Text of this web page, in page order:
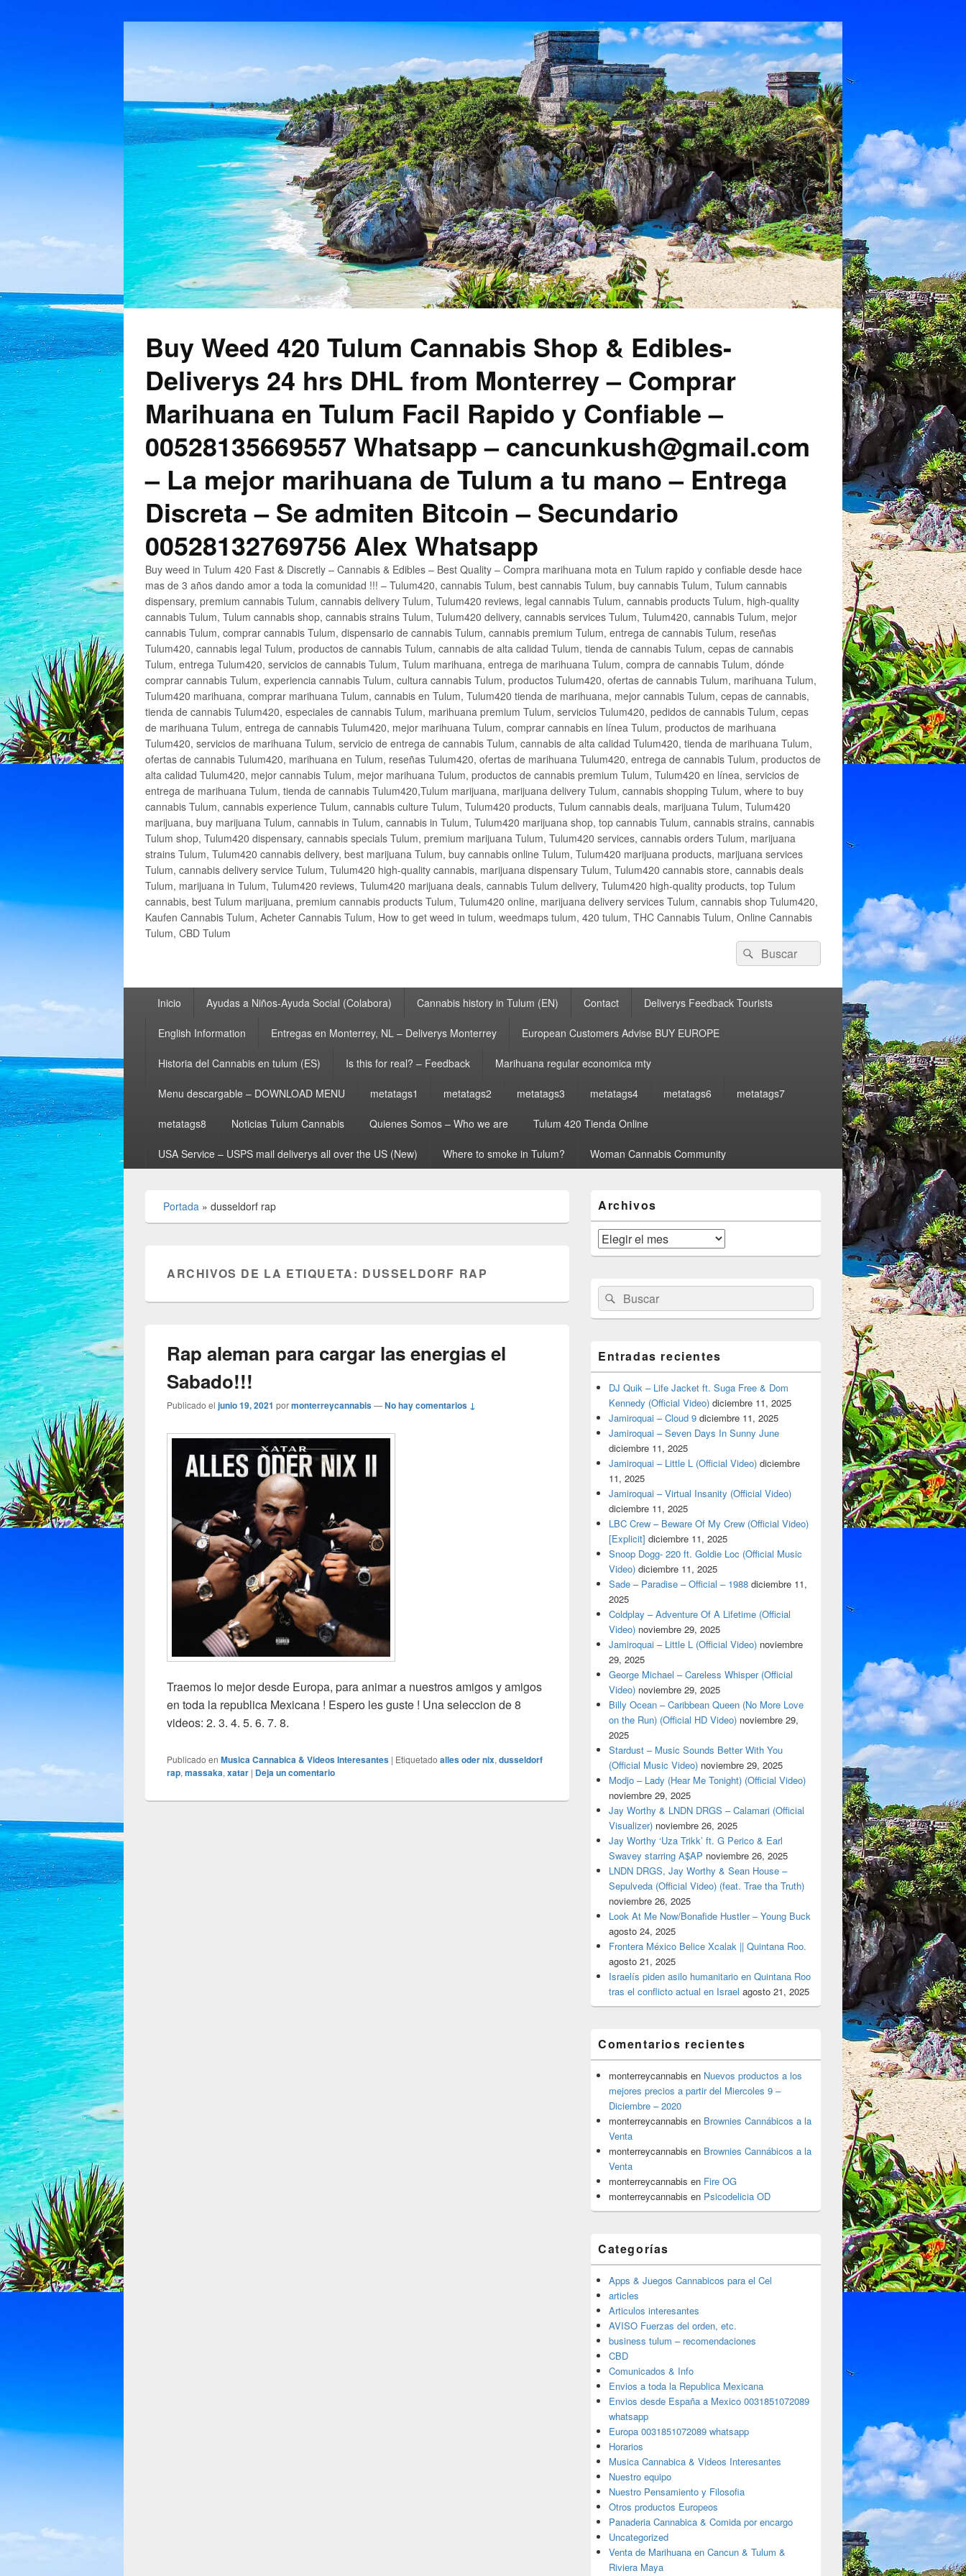
Buy Weed 420 Tulum Cannabis Shop & Edibles-
Deliverys 24 hrs DHL from Monterrey – Comprar
Marihuana en Tulum Facil Rapido y Confiable –
00528135669557 Whatsapp – cancunkush@gmail.com
– La mejor marihuana de Tulum a tu mano – Entrega
Discreta – Se admiten Bitcoin – Secundario
00528132769756 Alex Whatsapp
Buy weed in Tulum 420 Fast & Discretly – Cannabis & Edibles – Best Quality – Compra marihuana mota en Tulum rapido y confiable desde hace
mas de 3 años dando amor a toda la comunidad !!! – Tulum420, cannabis Tulum, best cannabis Tulum, buy cannabis Tulum, Tulum cannabis
dispensary, premium cannabis Tulum, cannabis delivery Tulum, Tulum420 reviews, legal cannabis Tulum, cannabis products Tulum, high-quality
cannabis Tulum, Tulum cannabis shop, cannabis strains Tulum, Tulum420 delivery, cannabis services Tulum, Tulum420, cannabis Tulum, mejor
cannabis Tulum, comprar cannabis Tulum, dispensario de cannabis Tulum, cannabis premium Tulum, entrega de cannabis Tulum, reseñas
Tulum420, cannabis legal Tulum, productos de cannabis Tulum, cannabis de alta calidad Tulum, tienda de cannabis Tulum, cepas de cannabis
Tulum, entrega Tulum420, servicios de cannabis Tulum, Tulum marihuana, entrega de marihuana Tulum, compra de cannabis Tulum, dónde
comprar cannabis Tulum, experiencia cannabis Tulum, cultura cannabis Tulum, productos Tulum420, ofertas de cannabis Tulum, marihuana Tulum,
Tulum420 marihuana, comprar marihuana Tulum, cannabis en Tulum, Tulum420 tienda de marihuana, mejor cannabis Tulum, cepas de cannabis,
tienda de cannabis Tulum420, especiales de cannabis Tulum, marihuana premium Tulum, servicios Tulum420, pedidos de cannabis Tulum, cepas
de marihuana Tulum, entrega de cannabis Tulum420, mejor marihuana Tulum, comprar cannabis en línea Tulum, productos de marihuana
Tulum420, servicios de marihuana Tulum, servicio de entrega de cannabis Tulum, cannabis de alta calidad Tulum420, tienda de marihuana Tulum,
ofertas de cannabis Tulum420, marihuana en Tulum, reseñas Tulum420, ofertas de marihuana Tulum420, entrega de cannabis Tulum, productos de
alta calidad Tulum420, mejor cannabis Tulum, mejor marihuana Tulum, productos de cannabis premium Tulum, Tulum420 en línea, servicios de
entrega de marihuana Tulum, tienda de cannabis Tulum420,Tulum marijuana, marijuana delivery Tulum, cannabis shopping Tulum, where to buy
cannabis Tulum, cannabis experience Tulum, cannabis culture Tulum, Tulum420 products, Tulum cannabis deals, marijuana Tulum, Tulum420
marijuana, buy marijuana Tulum, cannabis in Tulum, cannabis in Tulum, Tulum420 marijuana shop, top cannabis Tulum, cannabis strains, cannabis
Tulum shop, Tulum420 dispensary, cannabis specials Tulum, premium marijuana Tulum, Tulum420 services, cannabis orders Tulum, marijuana
strains Tulum, Tulum420 cannabis delivery, best marijuana Tulum, buy cannabis online Tulum, Tulum420 marijuana products, marijuana services
Tulum, cannabis delivery service Tulum, Tulum420 high-quality cannabis, marijuana dispensary Tulum, Tulum420 cannabis store, cannabis deals
Tulum, marijuana in Tulum, Tulum420 reviews, Tulum420 marijuana deals, cannabis Tulum delivery, Tulum420 high-quality products, top Tulum
cannabis, best Tulum marijuana, premium cannabis products Tulum, Tulum420 online, marijuana delivery services Tulum, cannabis shop Tulum420,
Kaufen Cannabis Tulum, Acheter Cannabis Tulum, How to get weed in tulum, weedmaps tulum, 420 tulum, THC Cannabis Tulum, Online Cannabis
Tulum, CBD Tulum
Buscar
por:
Buscar
principalInicio Ayudas a Niños-Ayuda Social (Colabora) Cannabis history in Tulum (EN) Contact Deliverys Feedback Tourists
English Information Entregas en Monterrey, NL – Deliverys Monterrey European Customers Advise BUY EUROPE
Historia del Cannabis en tulum (ES) Is this for real? – Feedback Marihuana regular economica mty
Menu descargable – DOWNLOAD MENU metatags1 metatags2 metatags3 metatags4 metatags6 metatags7
metatags8 Noticias Tulum Cannabis Quienes Somos – Who we are Tulum 420 Tienda Online
USA Service – USPS mail deliverys all over the US (New) Where to smoke in Tulum? Woman Cannabis Community
Portada » dusseldorf rap
ARCHIVOS DE LA ETIQUETA: DUSSELDORF RAP
Rap aleman para cargar las energias el
Sabado!!!
Publicado el junio 19, 2021 pormonterreycannabis—No hay comentarios ↓
Traemos lo mejor desde Europa, para animar a nuestros amigos y amigos
en toda la republica Mexicana ! Espero les guste ! Una seleccion de 8
videos: 2. 3. 4. 5. 6. 7. 8.
Publicado en Musica Cannabica & Videos Interesantes | Etiquetado alles oder nix, dusseldorf
rap, massaka, xatar | Deja un comentario
área
de
widget
barra
lateral
Archivos
Archivos
Buscar
por:
Buscar
Entradas recientes
DJ Quik – Life Jacket ft. Suga Free & Dom
Kennedy (Official Video) diciembre 11, 2025
Jamiroquai – Cloud 9 diciembre 11, 2025
Jamiroquai – Seven Days In Sunny June
diciembre 11, 2025
Jamiroquai – Little L (Official Video) diciembre
11, 2025
Jamiroquai – Virtual Insanity (Official Video)
diciembre 11, 2025
LBC Crew – Beware Of My Crew (Official Video)
[Explicit] diciembre 11, 2025
Snoop Dogg- 220 ft. Goldie Loc (Official Music
Video) diciembre 11, 2025
Sade – Paradise – Official – 1988 diciembre 11,
2025
Coldplay – Adventure Of A Lifetime (Official
Video) noviembre 29, 2025
Jamiroquai – Little L (Official Video) noviembre
29, 2025
George Michael – Careless Whisper (Official
Video) noviembre 29, 2025
Billy Ocean – Caribbean Queen (No More Love
on the Run) (Official HD Video) noviembre 29,
2025
Stardust – Music Sounds Better With You
(Official Music Video) noviembre 29, 2025
Modjo – Lady (Hear Me Tonight) (Official Video)
noviembre 29, 2025
Jay Worthy & LNDN DRGS – Calamari (Official
Visualizer) noviembre 26, 2025
Jay Worthy ‘Uza Trikk’ ft. G Perico & Earl
Swavey starring A$AP noviembre 26, 2025
LNDN DRGS, Jay Worthy & Sean House –
Sepulveda (Official Video) (feat. Trae tha Truth)
noviembre 26, 2025
Look At Me Now/Bonafide Hustler – Young Buck
agosto 24, 2025
Frontera México Belice Xcalak || Quintana Roo.
agosto 21, 2025
Israelís piden asilo humanitario en Quintana Roo
tras el conflicto actual en Israel agosto 21, 2025
Comentarios recientes
monterreycannabis en Nuevos productos a los
mejores precios a partir del Miercoles 9 –
Diciembre – 2020
monterreycannabis en Brownies Cannábicos a la
Venta
monterreycannabis en Brownies Cannábicos a la
Venta
monterreycannabis en Fire OG
monterreycannabis en Psicodelicia OD
Categorías
Apps & Juegos Cannabicos para el Cel
articles
Articulos interesantes
AVISO Fuerzas del orden, etc.
business tulum – recomendaciones
CBD
Comunicados & Info
Envios a toda la Republica Mexicana
Envios desde España a Mexico 0031851072089
whatsapp
Europa 0031851072089 whatsapp
Horarios
Musica Cannabica & Videos Interesantes
Nuestro equipo
Nuestro Pensamiento y Filosofia
Otros productos Europeos
Panaderia Cannabica & Comida por encargo
Uncategorized
Venta de Marihuana en Cancun & Tulum &
Riviera Maya